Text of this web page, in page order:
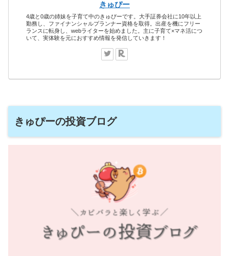
きゅぴー
4歳と0歳の姉妹を子育て中のきゅぴーです。大手証券会社に10年以上
勤務し、ファイナンシャルプランナー資格を取得。出産を機にフリー
ランスに転身し、webライターを始めました。主に子育て×マネ活につ
いて、実体験を元におすすめ情報を発信していきます！
きゅぴーの投資ブログ